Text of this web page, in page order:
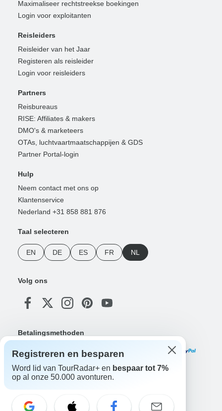
Maximaliseer rechtstreekse boekingen
Login voor exploitanten
Reisleiders
Reisleider van het Jaar
Registeren als reisleider
Login voor reisleiders
Partners
Reisbureaus
RISE: Affiliates & makers
DMO's & marketeers
OTAs, luchtvaartmaatschappijen & GDS
Partner Portal-login
Hulp
Neem contact met ons op
Klantenservice
Nederland +31 858 881 876
Taal selecteren
EN DE ES FR NL
Volg ons
Betalingsmethoden
Registreren en besparen
Word lid van TourRadar+ en bespaar tot 7%
op al onze 50.000 avonturen.